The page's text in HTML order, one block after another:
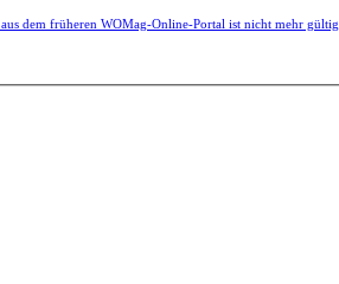
dem früheren WOMag-Online-Portal ist nicht mehr gültig.